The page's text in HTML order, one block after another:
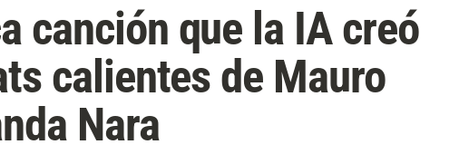
canción que la IA creó
calientes de Mauro
Nara